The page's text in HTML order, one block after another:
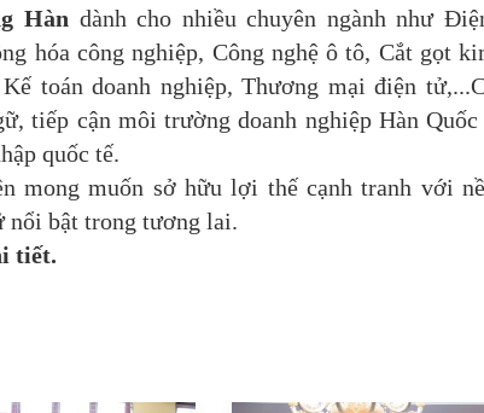
Hàn dành cho nhiều chuyên ngành như
hóa công nghiệp, Công nghệ ô tô, Cắt gọt
toán doanh nghiệp, Thương mại điện
tiếp cận môi trường doanh nghiệp Hàn
quốc tế.
mong muốn sở hữu lợi thế cạnh tranh với
nổi bật trong tương lai.
tiết.